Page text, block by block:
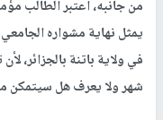
من جانبه، اعتبر الطالب
يمثل نهاية مشواره
في ولاية باتنة بالجزائر،
شهر ولا يعرف هل سيتمكن